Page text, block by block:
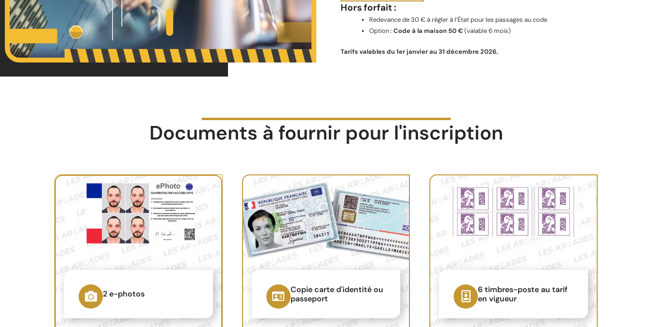
Hors forfait :
Redevance de 30 € à régler à l’État pour les passages au code
Option : Code à la maison 50 €(valable 6 mois)
Tarifs valables du 1er janvier au 31 décembre 2026.
Documents à fournir pour l'inscription
2 e-photos
Copie carte d'identité ou
passeport
6 timbres-poste au tarif
en vigueur